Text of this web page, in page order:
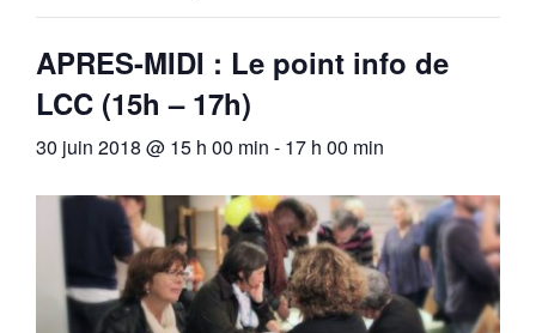
APRES-MIDI : Le point info de
LCC (15h – 17h)
30 juin 2018 @ 15 h 00 min - 17 h 00 min